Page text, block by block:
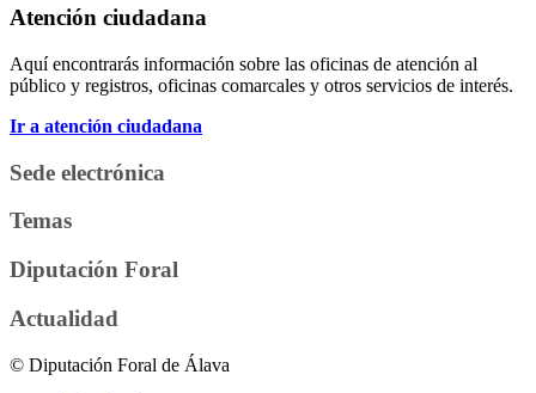
Atención ciudadana
Aquí encontrarás información sobre las oficinas de atención al
público y registros, oficinas comarcales y otros servicios de interés.
Ir a atención ciudadana
Sede electrónica
Temas
Diputación Foral
Actualidad
© Diputación Foral de Álava